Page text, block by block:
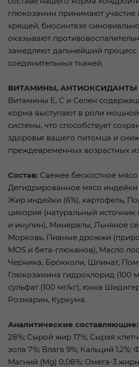
глюкозамин принимают участие
хрящей, биосинтезе
оказывают
замедляют дальнейший
соединительных тканей.
ВИТАМИНЫ, АНТИОКСИДАНТЫ
Витамины Е, С и Селен
корма выступают в роли
системы, что способствует
здоровья вашего питомца и
преждевременных возрастных
Состав: Свежее бескостное мясо
Дегидрированное мясо индейки
Жир индейки (6%), картофель,
цикория (натуральный источник
и инулин), Минералы, Льняное
Морковь, Пивные дрожжи
MOS и бета-глюканов), Масло
Черника, Брокколи, Шпинат,
Глюкозамина гидрохлорид (100
сульфат (100 мг/кг), юкка
Розмарин, Куркума.
Аналитические составляющие:
28%; Сырой жир 17%; Сырая
зола 7%; Влага 9%; Кальций 1,2%;
Магний (Mg) 0,08%; Омега-3